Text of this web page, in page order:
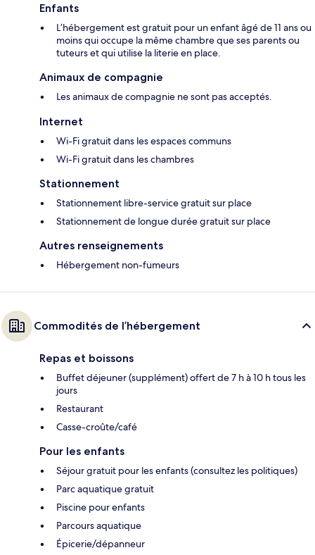
Enfants
L’hébergement est gratuit pour un enfant âgé de 11 ans ou
moins qui occupe la même chambre que ses parents ou
tuteurs et qui utilise la literie en place.
Animaux de compagnie
Les animaux de compagnie ne sont pas acceptés.
Internet
Wi-Fi gratuit dans les espaces communs
Wi-Fi gratuit dans les chambres
Stationnement
Stationnement libre-service gratuit sur place
Stationnement de longue durée gratuit sur place
Autres renseignements
Hébergement non-fumeurs
Commodités de l’hébergement
Repas et boissons
Buffet déjeuner (supplément) offert de 7 h à 10 h tous les
jours
Restaurant
Casse-croûte/café
Pour les enfants
Séjour gratuit pour les enfants (consultez les politiques)
Parc aquatique gratuit
Piscine pour enfants
Parcours aquatique
Épicerie/dépanneur